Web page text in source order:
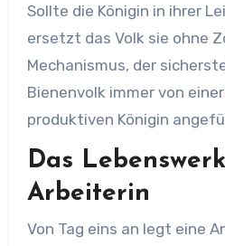
Sollte die Königin in ihrer
ersetzt das Volk sie ohne
Mechanismus, der
Bienenvolk immer von
produktiven Königin
Das
Arbeiterin
Von Tag eins an legt eine